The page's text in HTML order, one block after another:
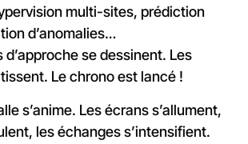
multi-sites, prédiction
d’anomalies…
d’approche se dessinent. Les
Le chrono est lancé !
s’anime. Les écrans s’allument,
les échanges s’intensifient.